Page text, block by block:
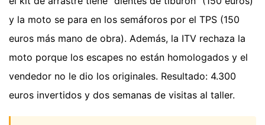
y la moto se para en los semáforos por el TPS (150
euros más mano de obra). Además, la ITV rechaza la
moto porque los escapes no están homologados y el
vendedor no le dio los originales. Resultado: 4.300
euros invertidos y dos semanas de visitas al taller.